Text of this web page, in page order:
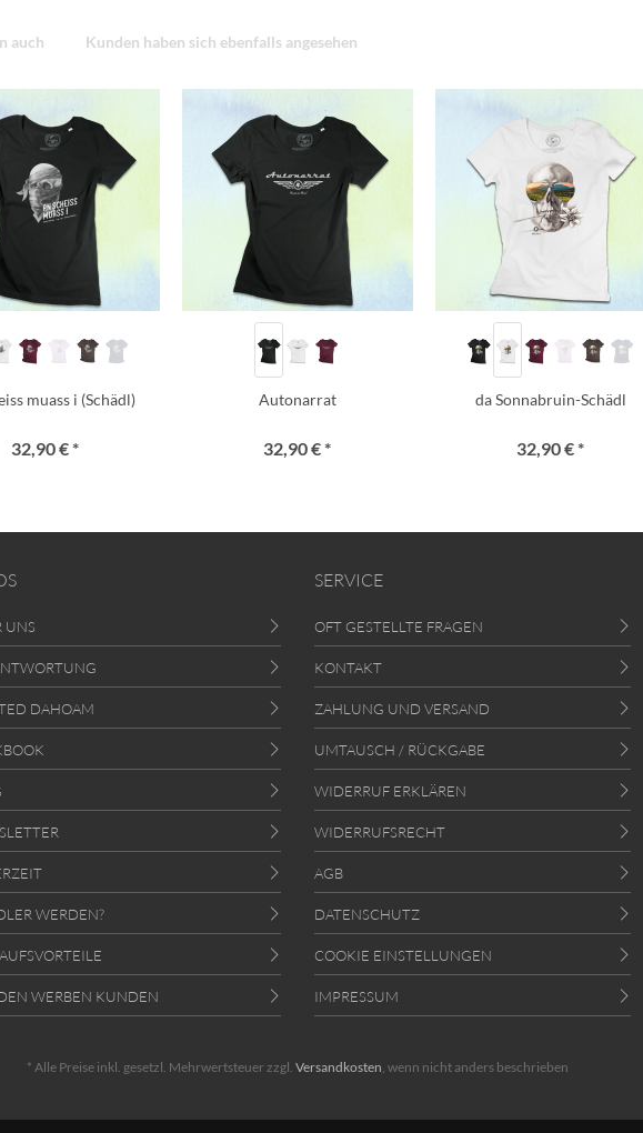
auch Kunden haben sich ebenfalls angesehen
muass i (Schädl)
32,90 € *
Autonarrat
32,90 € *
da Sonnabruin-Schädl
32,90 € *
UNS
DAHOAM
WERDEN?
WERBEN KUNDEN
SERVICE
OFT GESTELLTE FRAGEN
KONTAKT
ZAHLUNG UND VERSAND
UMTAUSCH / RÜCKGABE
WIDERRUF ERKLÄREN
WIDERRUFSRECHT
AGB
DATENSCHUTZ
COOKIE EINSTELLUNGEN
IMPRESSUM
* Alle Preise inkl. gesetzl. Mehrwertsteuer zzgl. Versandkosten, wenn nicht anders beschrieben